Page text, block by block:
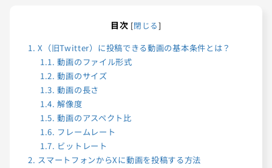
目次 [閉じる]
1. X（旧Twitter）に投稿できる動画の基本条件とは？
1.1. 動画のファイル形式
1.2. 動画のサイズ
1.3. 動画の長さ
1.4. 解像度
1.5. 動画のアスペクト比
1.6. フレームレート
1.7. ビットレート
2. スマートフォンからXに動画を投稿する方法